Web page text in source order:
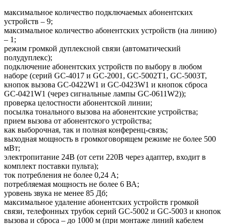
максимальное количество подключаемых абонентских
устройств – 9;
максимальное количество абонентских устройств (на линию)
– 1;
режим громкой дуплексной связи (автоматический
полудуплекс);
подключение абонентских устройств по выбору в любом
наборе (серий GC-4017 и GC-2001, GC-5002T1, GC-5003T,
кнопок вызова GC-0422W1 и GC-0423W1 и кнопок сброса
GC-0421W1 (через сигнальные лампы GC-0611W2));
проверка целостности абонентской линии;
посылка тонального вызова на абонентские устройства;
прием вызова от абонентского устройства;
как выборочная, так и полная конференц-связь;
выходная мощность в громкоговорящем режиме не более 500
мВт;
электропитание 24В (от сети 220В через адаптер, входит в
комплект поставки пульта);
ток потребления не более 0,24 А;
потребляемая мощность не более 6 ВА;
уровень звука не менее 85 Дб;
максимальное удаление абонентских устройств громкой
связи, телефонных трубок серий GC-5002 и GC-5003 и кнопок
вызова и сброса – до 1000 м (при монтаже линий кабелем